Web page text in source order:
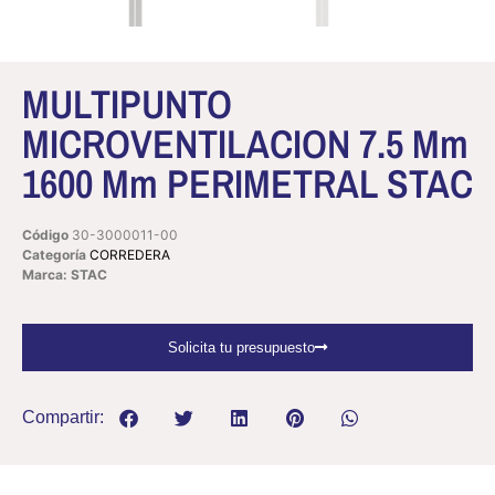
MULTIPUNTO
MICROVENTILACION 7.5 Mm
1600 Mm PERIMETRAL STAC
Código 30-3000011-00
Categoría CORREDERA
Marca: STAC
Solicita tu presupuesto
Compartir: